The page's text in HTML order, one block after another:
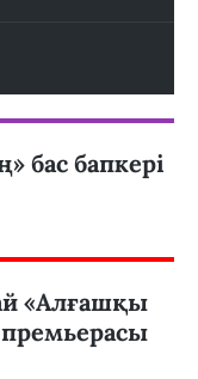
бас бапкері
«Алғашқы
премьерасы